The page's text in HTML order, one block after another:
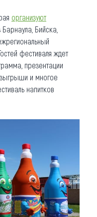
организуют
Барнаула, Бийска,
фестиваля ждет
презентации
и многое
напитков